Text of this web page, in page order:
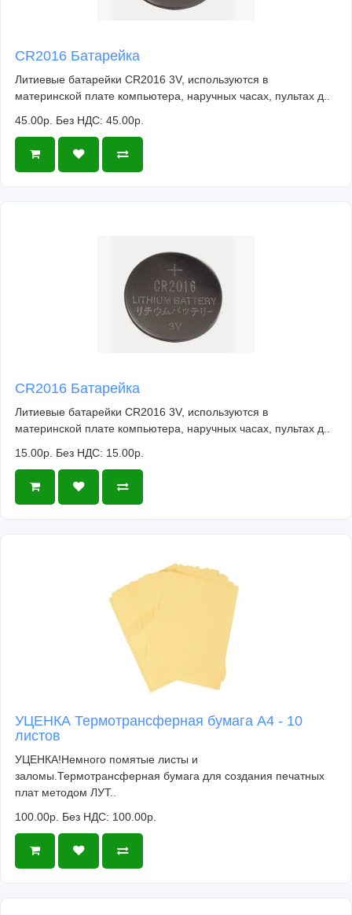
CR2016 Батарейка
Литиевые батарейки CR2016 3V, используются в
материнской плате компьютера, наручных часах, пультах д..
45.00р. Без НДС: 45.00р.
CR2016 Батарейка
Литиевые батарейки CR2016 3V, используются в
материнской плате компьютера, наручных часах, пультах д..
15.00р. Без НДС: 15.00р.
УЦЕНКА Термотрансферная бумага А4 - 10
листов
УЦЕНКА!Немного помятые листы и
заломы.Термотрансферная бумага для создания печатных
плат методом ЛУТ..
100.00р. Без НДС: 100.00р.